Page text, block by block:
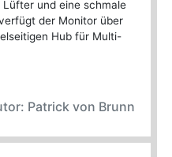
und eine schmale
der Monitor über
Hub für Multi-
Patrick von Brunn